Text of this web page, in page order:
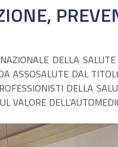
DELLA
DAL
DELLA
VALORE